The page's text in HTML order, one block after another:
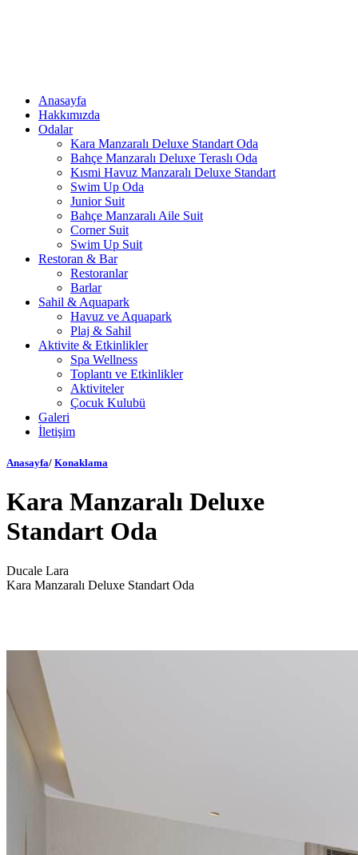
Anasayfa
Hakkımızda
Odalar
Kara Manzaralı Deluxe Standart Oda
Bahçe Manzaralı Deluxe Teraslı Oda
Kısmi Havuz Manzaralı Deluxe Standart
Swim Up Oda
Junior Suit
Bahçe Manzaralı Aile Suit
Corner Suit
Swim Up Suit
Restoran & Bar
Restoranlar
Barlar
Sahil & Aquapark
Havuz ve Aquapark
Plaj & Sahil
Aktivite & Etkinlikler
Spa Wellness
Toplantı ve Etkinlikler
Aktiviteler
Çocuk Kulubü
Galeri
İletişim
Anasayfa/ Konaklama
Kara Manzaralı Deluxe
Standart Oda
Ducale Lara
Kara Manzaralı Deluxe Standart Oda